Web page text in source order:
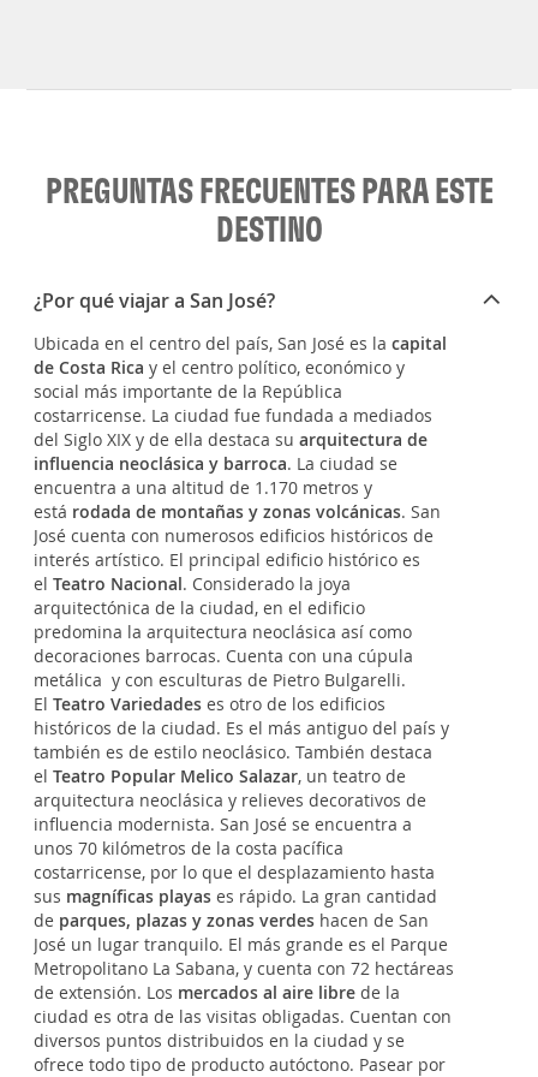
PREGUNTAS FRECUENTES PARA ESTE
DESTINO
¿Por qué viajar a San José?
Ubicada en el centro del país, San José es la capital
de Costa Rica y el centro político, económico y
social más importante de la República
costarricense. La ciudad fue fundada a mediados
del Siglo XIX y de ella destaca su arquitectura de
influencia neoclásica y barroca. La ciudad se
encuentra a una altitud de 1.170 metros y
está rodada de montañas y zonas volcánicas. San
José cuenta con numerosos edificios históricos de
interés artístico. El principal edificio histórico es
el Teatro Nacional. Considerado la joya
arquitectónica de la ciudad, en el edificio
predomina la arquitectura neoclásica así como
decoraciones barrocas. Cuenta con una cúpula
metálica y con esculturas de Pietro Bulgarelli.
El Teatro Variedades es otro de los edificios
históricos de la ciudad. Es el más antiguo del país y
también es de estilo neoclásico. También destaca
el Teatro Popular Melico Salazar, un teatro de
arquitectura neoclásica y relieves decorativos de
influencia modernista. San José se encuentra a
unos 70 kilómetros de la costa pacífica
costarricense, por lo que el desplazamiento hasta
sus magníficas playas es rápido. La gran cantidad
de parques, plazas y zonas verdes hacen de San
José un lugar tranquilo. El más grande es el Parque
Metropolitano La Sabana, y cuenta con 72 hectáreas
de extensión. Los mercados al aire libre de la
ciudad es otra de las visitas obligadas. Cuentan con
diversos puntos distribuidos en la ciudad y se
ofrece todo tipo de producto autóctono. Pasear por